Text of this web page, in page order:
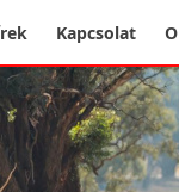
Kapcsolat